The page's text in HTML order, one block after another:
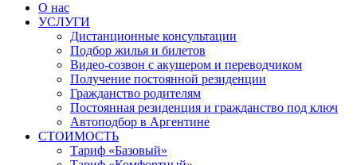
О нас
УСЛУГИ
Дистанционные консультации
Подбор жилья и билетов
Видео-созвон с акушером и переводчиком
Получение постоянной резиденции
Гражданство родителям
Постоянная резиденция и гражданство под ключ
Автоподбор в Аргентине
СТОИМОСТЬ
Тариф «Базовый»